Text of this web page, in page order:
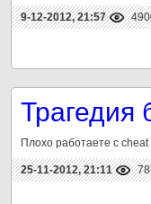
9-12-2012, 21:57
Трагедия
Плохо работаете с
25-11-2012, 21:11